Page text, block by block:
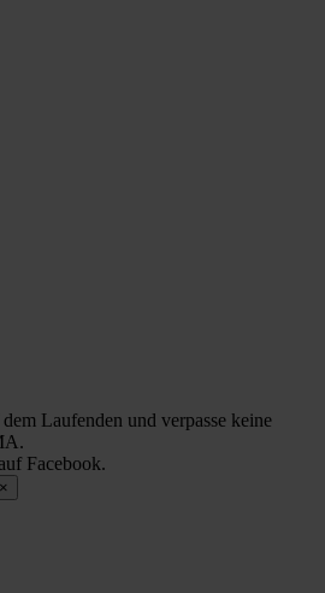
Laufenden und verpasse keine
Facebook.
×